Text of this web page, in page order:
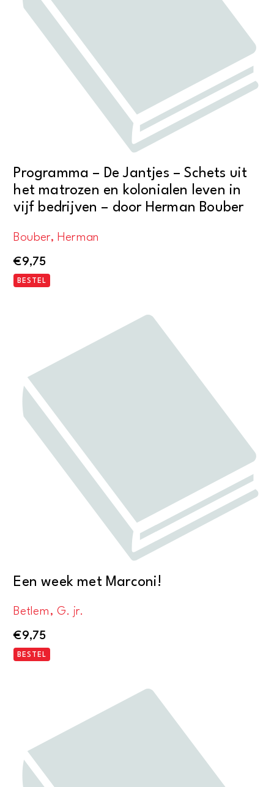
Programma – De Jantjes – Schets uit
het matrozen en kolonialen leven in
vijf bedrijven – door Herman Bouber
Bouber, Herman
€9,75
BESTEL
Een week met Marconi!
Betlem, G. jr.
€9,75
BESTEL